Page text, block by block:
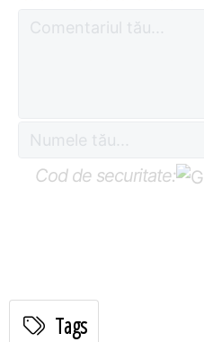
Cod de securitate:
Tags